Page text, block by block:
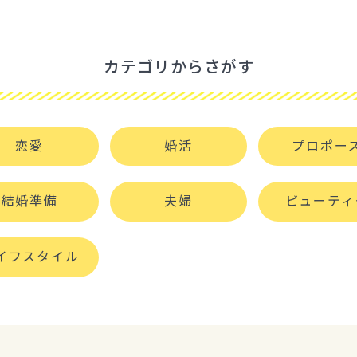
カテゴリからさがす
恋愛 婚活 プロポー
結婚準備 夫婦 ビューテ
フスタイル